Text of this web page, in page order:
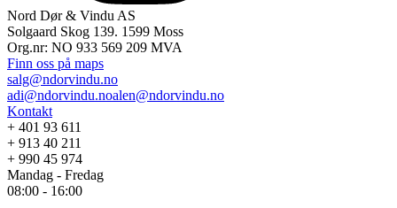
Nord Dør & Vindu AS
Solgaard Skog 139. 1599 Moss
Org.nr: NO 933 569 209 MVA
Finn oss på maps
salg@ndorvindu.no
adi@ndorvindu.noalen@ndorvindu.no
Kontakt
+ 401 93 611
+ 913 40 211
+ 990 45 974
Mandag - Fredag
08:00 - 16:00
Lagervarer
Vinduer
PVC Vinduer